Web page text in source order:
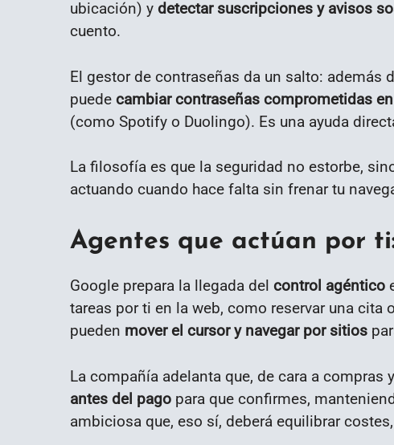
ubicación) y detectar suscripciones y avisos
cuento.
El gestor de contraseñas da un salto: además
puede cambiar contraseñas comprometidas
(como Spotify o Duolingo). Es una ayuda
La filosofía es que la seguridad no estorbe,
actuando cuando hace falta sin frenar tu
Agentes que actúan por
Google prepara la llegada del control agéntico
tareas por ti en la web, como reservar una
pueden mover el cursor y navegar por sitios
La compañía adelanta que, de cara a compras
antes del pago para que confirmes,
ambiciosa que, eso sí, deberá equilibrar